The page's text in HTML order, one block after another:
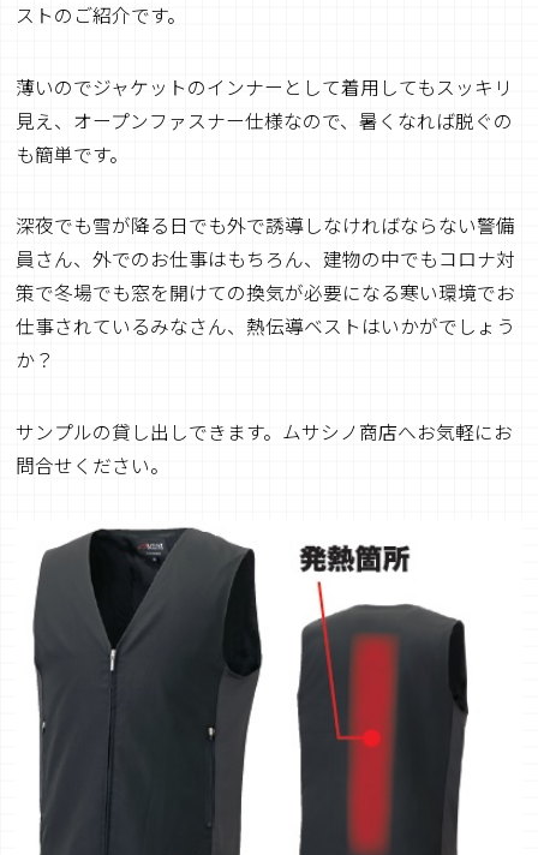
ストのご紹介です。
薄いのでジャケットのインナーとして着用してもスッキリ
見え、オープンファスナー仕様なので、暑くなれば脱ぐの
も簡単です。
深夜でも雪が降る日でも外で誘導しなければならない警備
員さん、外でのお仕事はもちろん、建物の中でもコロナ対
策で冬場でも窓を開けての換気が必要になる寒い環境でお
仕事されているみなさん、熱伝導ベストはいかがでしょう
か？
サンプルの貸し出しできます。ムサシノ商店へお気軽にお
問合せください。